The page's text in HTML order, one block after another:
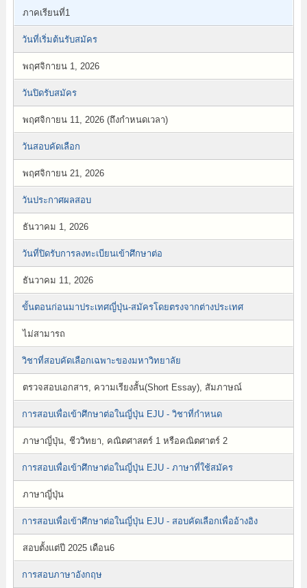
ภาคเรียนที่1
วันที่เริ่มต้นรับสมัคร
พฤศจิกายน 1, 2026
วันปิดรับสมัคร
พฤศจิกายน 11, 2026 (ถึงกำหนดเวลา)
วันสอบคัดเลือก
พฤศจิกายน 21, 2026
วันประกาศผลสอบ
ธันวาคม 1, 2026
วันที่ปิดรับการลงทะเบียนเข้าศึกษาต่อ
ธันวาคม 11, 2026
ขั้นตอนก่อนมาประเทศญี่ปุ่น-สมัครโดยตรงจากต่างประเทศ
ไม่สามารถ
วิชาที่สอบคัดเลือกเฉพาะของมหาวิทยาลัย
ตรวจสอบเอกสาร, ความเรียงสั้น(Short Essay), สัมภาษณ์
การสอบเพื่อเข้าศึกษาต่อในญี่ปุ่น EJU - วิชาที่กำหนด
ภาษาญี่ปุ่น, ชีววิทยา, คณิตศาสตร์ 1 หรือคณิตศาตร์ 2
การสอบเพื่อเข้าศึกษาต่อในญี่ปุ่น EJU - ภาษาที่ใช้สมัคร
ภาษาญี่ปุ่น
การสอบเพื่อเข้าศึกษาต่อในญี่ปุ่น EJU - สอบคัดเลือกเพื่ออ้างอิง
สอบตั้งแต่ปี 2025 เดือน6
การสอบภาษาอังกฤษ